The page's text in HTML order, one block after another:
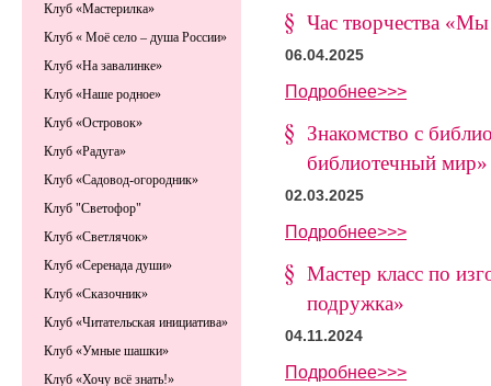
Час творчества
06.04.2025
Подробнее>>>
Знакомство с
библиотечный мир»
02.03.2025
Подробнее>>>
Мастер класс по
подружка»
04.11.2024
Подробнее>>>
Клуб «Мастерилка»
Клуб « Моё село – душа России»
Клуб «На завалинке»
Клуб «Наше родное»
Клуб «Островок»
Клуб «Радуга»
Клуб «Садовод-огородник»
Клуб "Светофор"
Клуб «Светлячок»
Клуб «Серенада души»
Клуб «Сказочник»
Клуб «Читательская инициатива»
Клуб «Умные шашки»
Клуб «Хочу всё знать!»